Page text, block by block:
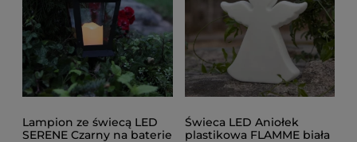
Lampion ze świecą LED
SERENE Czarny na baterie
Świeca LED Aniołek
plastikowa FLAMME biała